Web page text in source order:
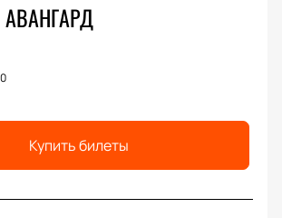
Купить билеты